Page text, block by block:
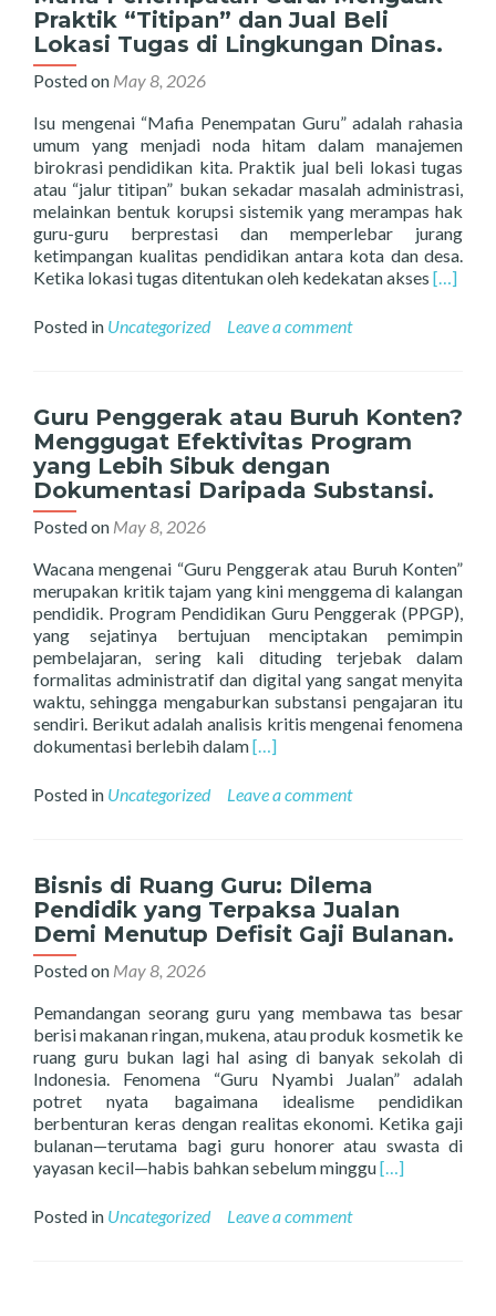
Atas:
“Dewan
ini
akan
total
setoran
dana
iuran
anggota
ke
tingkat
Cabang
Daerah
gagal
mengeksekusi
advokasi
hukum
positif
guru
kelas
dalam
waktu
2×24
jam
Praktik “Titipan” dan Jual Beli
Lokasi Tugas di Lingkungan Dinas.
Posted on May 8, 2026
Isu mengenai “Mafia Penempatan Guru” adalah rahasia
umum yang menjadi noda hitam dalam manajemen
birokrasi pendidikan kita. Praktik jual beli lokasi tugas
atau “jalur titipan” bukan sekadar masalah administrasi,
melainkan bentuk korupsi sistemik yang merampas hak
guru-guru berprestasi dan memperlebar jurang
ketimpangan kualitas pendidikan antara kota dan desa.
Ketika lokasi tugas ditentukan oleh kedekatan akses Read
Praktik
Jual
Tugas
di
Dinas.
[…]
Posted in Uncategorized Leave a comment
Guru Penggerak atau Buruh Konten?
Menggugat Efektivitas Program
yang Lebih Sibuk dengan
Dokumentasi Daripada Substansi.
Posted on May 8, 2026
Wacana mengenai “Guru Penggerak atau Buruh Konten”
merupakan kritik tajam yang kini menggema di kalangan
pendidik. Program Pendidikan Guru Penggerak (PPGP),
yang sejatinya bertujuan menciptakan pemimpin
pembelajaran, sering kali dituding terjebak dalam
formalitas administratif dan digital yang sangat menyita
waktu, sehingga mengaburkan substansi pengajaran itu
sendiri. Berikut adalah analisis kritis mengenai fenomena
dokumentasi berlebih dalamRead
about
Buruh
Konten?
Menggugat
Efektivitas
Lebih
Sibuk
dengan
Dokumentasi
Daripada
Substansi.
[…]
Posted in Uncategorized Leave a comment
Bisnis di Ruang Guru: Dilema
Pendidik yang Terpaksa Jualan
Demi Menutup Defisit Gaji Bulanan.
Posted on May 8, 2026
Pemandangan seorang guru yang membawa tas besar
berisi makanan ringan, mukena, atau produk kosmetik ke
ruang guru bukan lagi hal asing di banyak sekolah di
Indonesia. Fenomena “Guru Nyambi Jualan” adalah
potret nyata bagaimana idealisme pendidikan
berbenturan keras dengan realitas ekonomi. Ketika gaji
bulanan—terutama bagi guru honorer atau swasta di
yayasan kecil—habis bahkan sebelum mingguRead
[…]
Posted in Uncategorized Leave a comment